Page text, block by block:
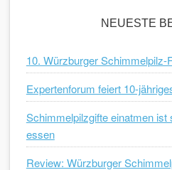
NEUESTE
10. Würzburger Schimmelpilz-
Expertenforum feiert 10-
Schimmelpilzgifte einatmen
essen
Review: Würzburger